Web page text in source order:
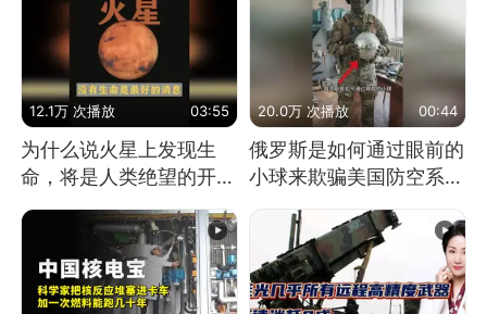
12.1万 次播放 03:55
为什么说火星上发现生
命，将是人类绝望的开
始？
20.0万 次播放 00:44
俄罗斯是如何通过眼前的
小球来欺骗美国防空系统